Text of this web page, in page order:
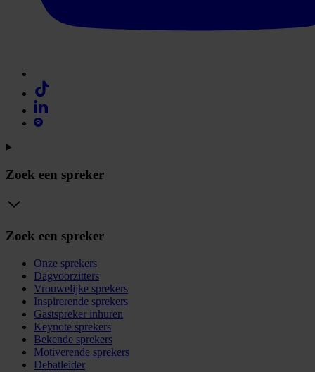
Zoek een spreker
Zoek een spreker
Onze sprekers
Dagvoorzitters
Vrouwelijke sprekers
Inspirerende sprekers
Gastspreker inhuren
Keynote sprekers
Bekende sprekers
Motiverende sprekers
Debatleider